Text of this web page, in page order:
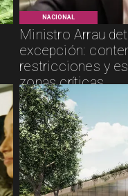
NACIONAL
Ministro Arrau
excepción:
restricciones y
zonas críticas